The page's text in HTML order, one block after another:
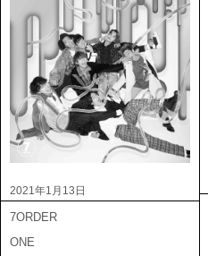
2021年1月13日
7ORDER
ONE